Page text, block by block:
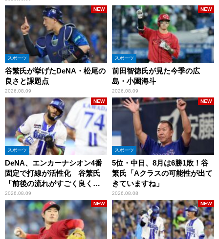
スポーツ
谷繁氏が挙げたDeNA・松尾の
良さと課題点
2026.08.09
NEW
スポーツ
前田智徳氏が見た今季の広
島・小園海斗
2026.08.09
NEW
スポーツ
DeNA、エンカーナシオン4番
固定で打線が活性化 谷繁氏
「前後の流れがすごく良くな
りましたね」
2026.08.09
NEW
スポーツ
5位・中日、8月は6勝1敗！谷
繁氏「Aクラスの可能性が出て
きていますね」
2026.08.08
NEW
NEW NEW